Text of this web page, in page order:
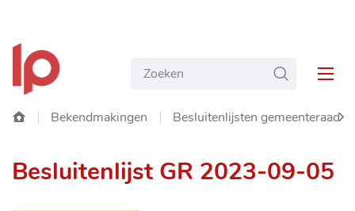
Gemeente
Langemark-
Poelkapelle
Wat
zoekt
ZOEKEN
Startpagina
Bekendmakingen Besluitenlijsten gemeenteraad
Besluitenlijst GR 2023-09-05